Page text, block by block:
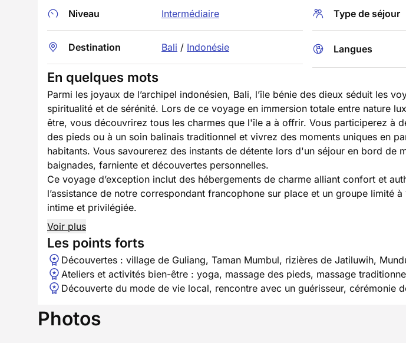
Niveau Intermédiaire
Destination Bali / Indonésie
Type de séjour
Langues
En quelques mots
Parmi les joyaux de l’archipel indonésien, Bali, l’île bénie des dieux séduit les
spiritualité et de sérénité. Lors de ce voyage en immersion totale entre nature
être, vous découvrirez tous les charmes que l'île a à offrir. Vous participerez à
des pieds ou à un soin balinais traditionnel et vivrez des moments uniques en
habitants. Vous savourerez des instants de détente lors d'un séjour en bord de
baignades, farniente et découvertes personnelles.
Ce voyage d’exception inclut des hébergements de charme alliant confort et
l’assistance de notre correspondant francophone sur place et un groupe limité
intime et privilégiée.
Voir plus
Les points forts
Découvertes : village de Guliang, Taman Mumbul, rizières de Jatiluwih,
Ateliers et activités bien-être : yoga, massage des pieds, massage
Découverte du mode de vie local, rencontre avec un guérisseur, cérémonie
Photos